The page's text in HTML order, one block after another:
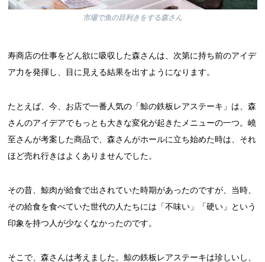
市場で魚の目利きをする森さん
寿商店の仕事をどん欲に吸収した森さんは、次第に持ち前のアイデ
ア力を発揮し、目に見える結果を出すようになります。
たとえば、今、お店で一番人気の「鯨の鉄板レアステーキ」は、森
さんのアイデアでもっとも大きな変化が起きたメニューの一つ。嶢
至さんが考案した商品で、森さんがホールに立ち始めた時は、それ
ほど売れ行きはよくありませんでした。
その昔、鯨肉が給食で出されていた時期があったのですが、当時、
その給食を食べていた世代の人たちには「不味い」「硬い」という
印象を持つ人が少なくなかったのです。
そこで、森さんは考えました。鯨の鉄板レアステーキは珍しいし、